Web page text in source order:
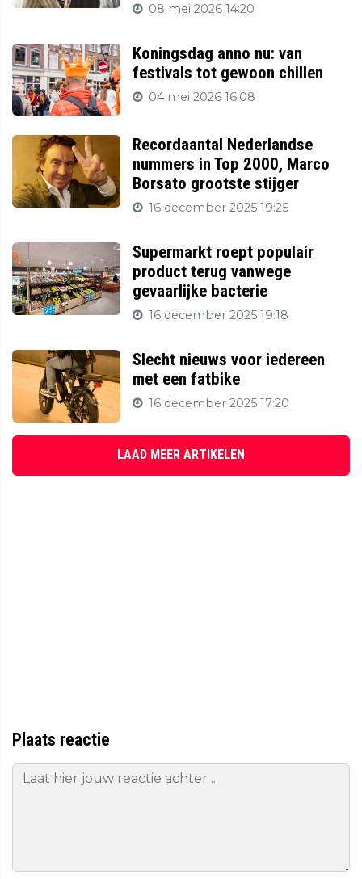
08 mei 2026 14:20
Koningsdag anno nu: van
festivals tot gewoon chillen
04 mei 2026 16:08
Recordaantal Nederlandse
nummers in Top 2000, Marco
Borsato grootste stijger
16 december 2025 19:25
Supermarkt roept populair
product terug vanwege
gevaarlijke bacterie
16 december 2025 19:18
Slecht nieuws voor iedereen
met een fatbike
16 december 2025 17:20
LAAD MEER ARTIKELEN
Plaats reactie